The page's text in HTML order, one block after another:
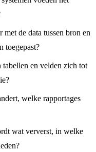
met de data tussen bron en
toegepast?
tabellen en velden zich tot
welke rapportages
wat ververst, in welke